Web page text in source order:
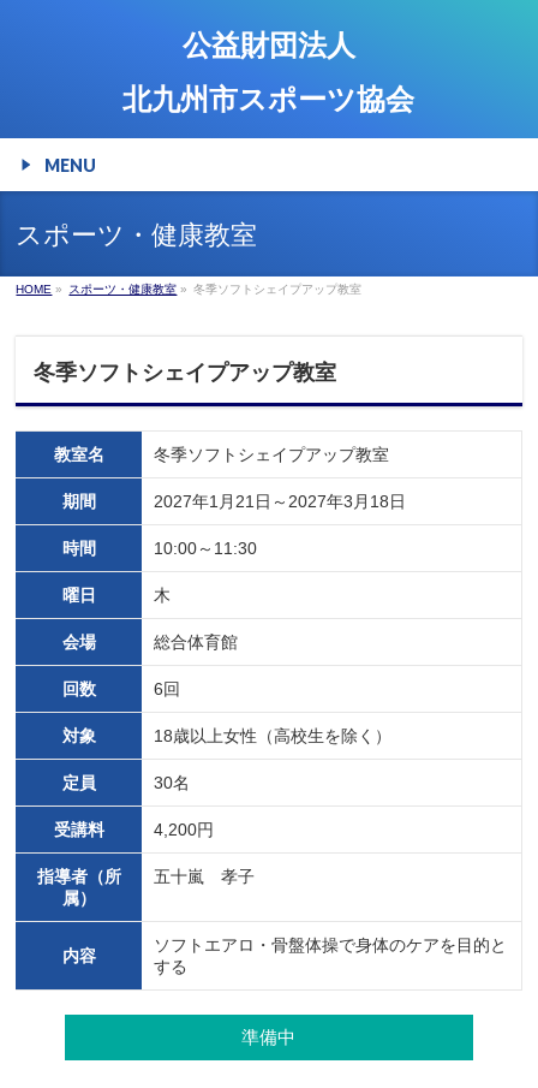
公益財団法人
北九州市スポーツ協会
MENU
スポーツ・健康教室
HOME » スポーツ・健康教室 » 冬季ソフトシェイプアップ教室
冬季ソフトシェイプアップ教室
教室名 冬季ソフトシェイプアップ教室
期間 2027年1月21日～2027年3月18日
時間 10:00～11:30
曜日 木
会場 総合体育館
回数 6回
対象 18歳以上女性（高校生を除く）
定員 30名
受講料 4,200円
指導者（所
属）
五十嵐 孝子
内容
ソフトエアロ・骨盤体操で身体のケアを目的と
する
準備中